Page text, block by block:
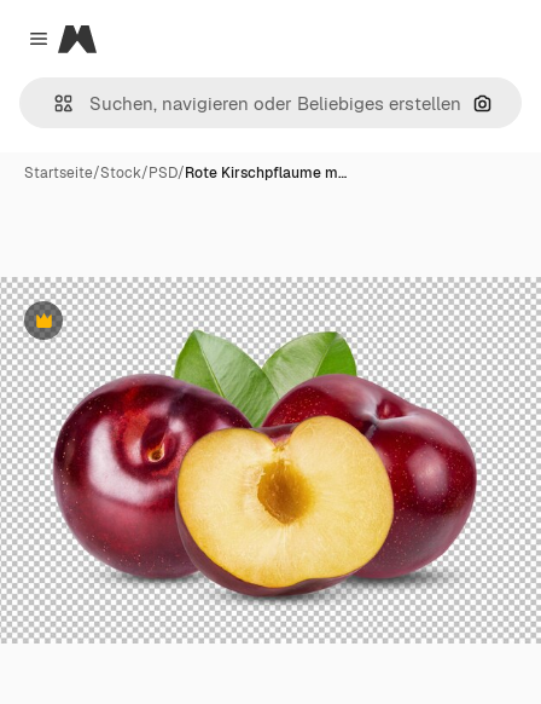
Close menu
Magnific
Nach
Startseite/Stock/PSD/Rote Kirschpflaume m…
Premium